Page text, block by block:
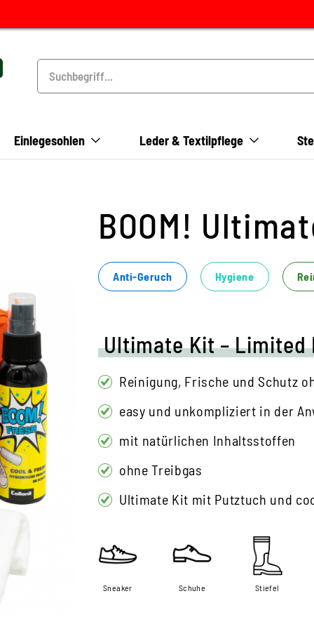
Einlegesohlen Leder & Textilpflege
BOOM!
Anti-Geruch Hygiene
Ultimate Kit – Limited
Reinigung, Frische und Schutz
easy und unkompliziert in der
mit natürlichen Inhaltsstoffen
ohne Treibgas
Ultimate Kit mit Putztuch und
Sneaker Schuhe Stiefel